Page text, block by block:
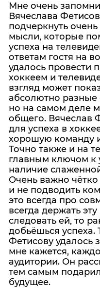
Мне очень
Вячеслава
подчеркнуть
мысли, которые
успеха на
ответам гостя на
удалось провести
хоккеем и
взгляд может
абсолютно разные
но на самом деле
общего. Вячеслав
для успеха в
хорошую команду
Точно также и на
главным ключом к
наличие
Очень важно
и не подводить
это всегда про
всегда держать
следовать ей, то
добьёшься успеха.
Фетисову удалось
мне кажется,
аудитории. Он
тем самым
будущее.